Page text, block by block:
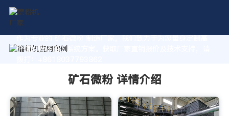
作为专业的 矿石微粉 制造厂家，我们致力于为您量身定制高
价值的粉体加工系统方案。获取厂家直销报价及技术支持，请
矿石微粉 详情介绍